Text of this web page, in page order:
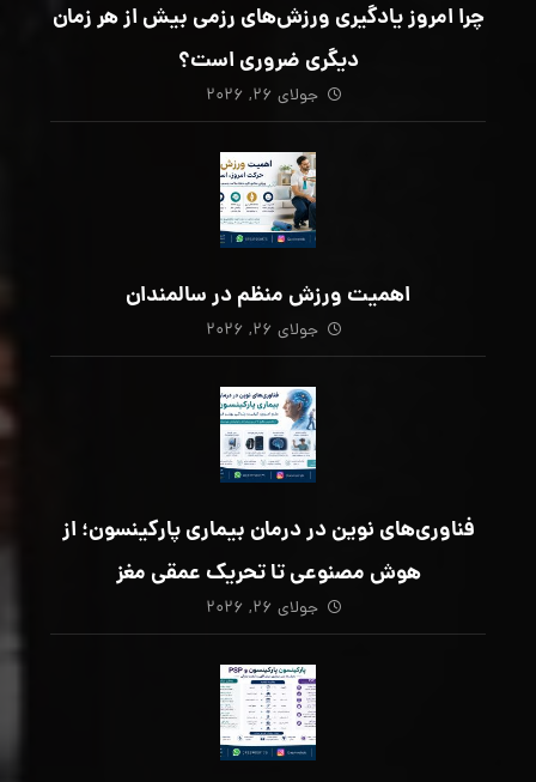
چرا امروز یادگیری ورزش‌های رزمی بیش از هر زمان
دیگری ضروری است؟
جولای ۲۶, ۲۰۲۶
اهمیت ورزش منظم در سالمندان
جولای ۲۶, ۲۰۲۶
فناوری‌های نوین در درمان بیماری پارکینسون؛ از
هوش مصنوعی تا تحریک عمقی مغز
جولای ۲۶, ۲۰۲۶